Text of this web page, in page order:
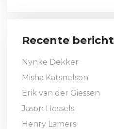
Recente
Nynke Dekker
Misha Katsnelson
Erik van der Giessen
Jason Hessels
Henry Lamers